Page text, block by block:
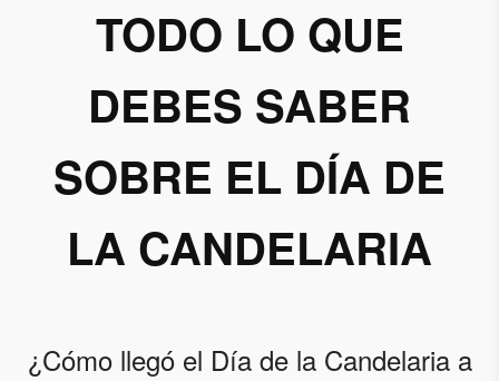
TODO LO QUE
DEBES SABER
SOBRE EL DÍA DE
LA CANDELARIA
¿Cómo llegó el Día de la Candelaria a
Grupo
Xcaret
permiso
para
suscribirme
a esta lista
Aceptar